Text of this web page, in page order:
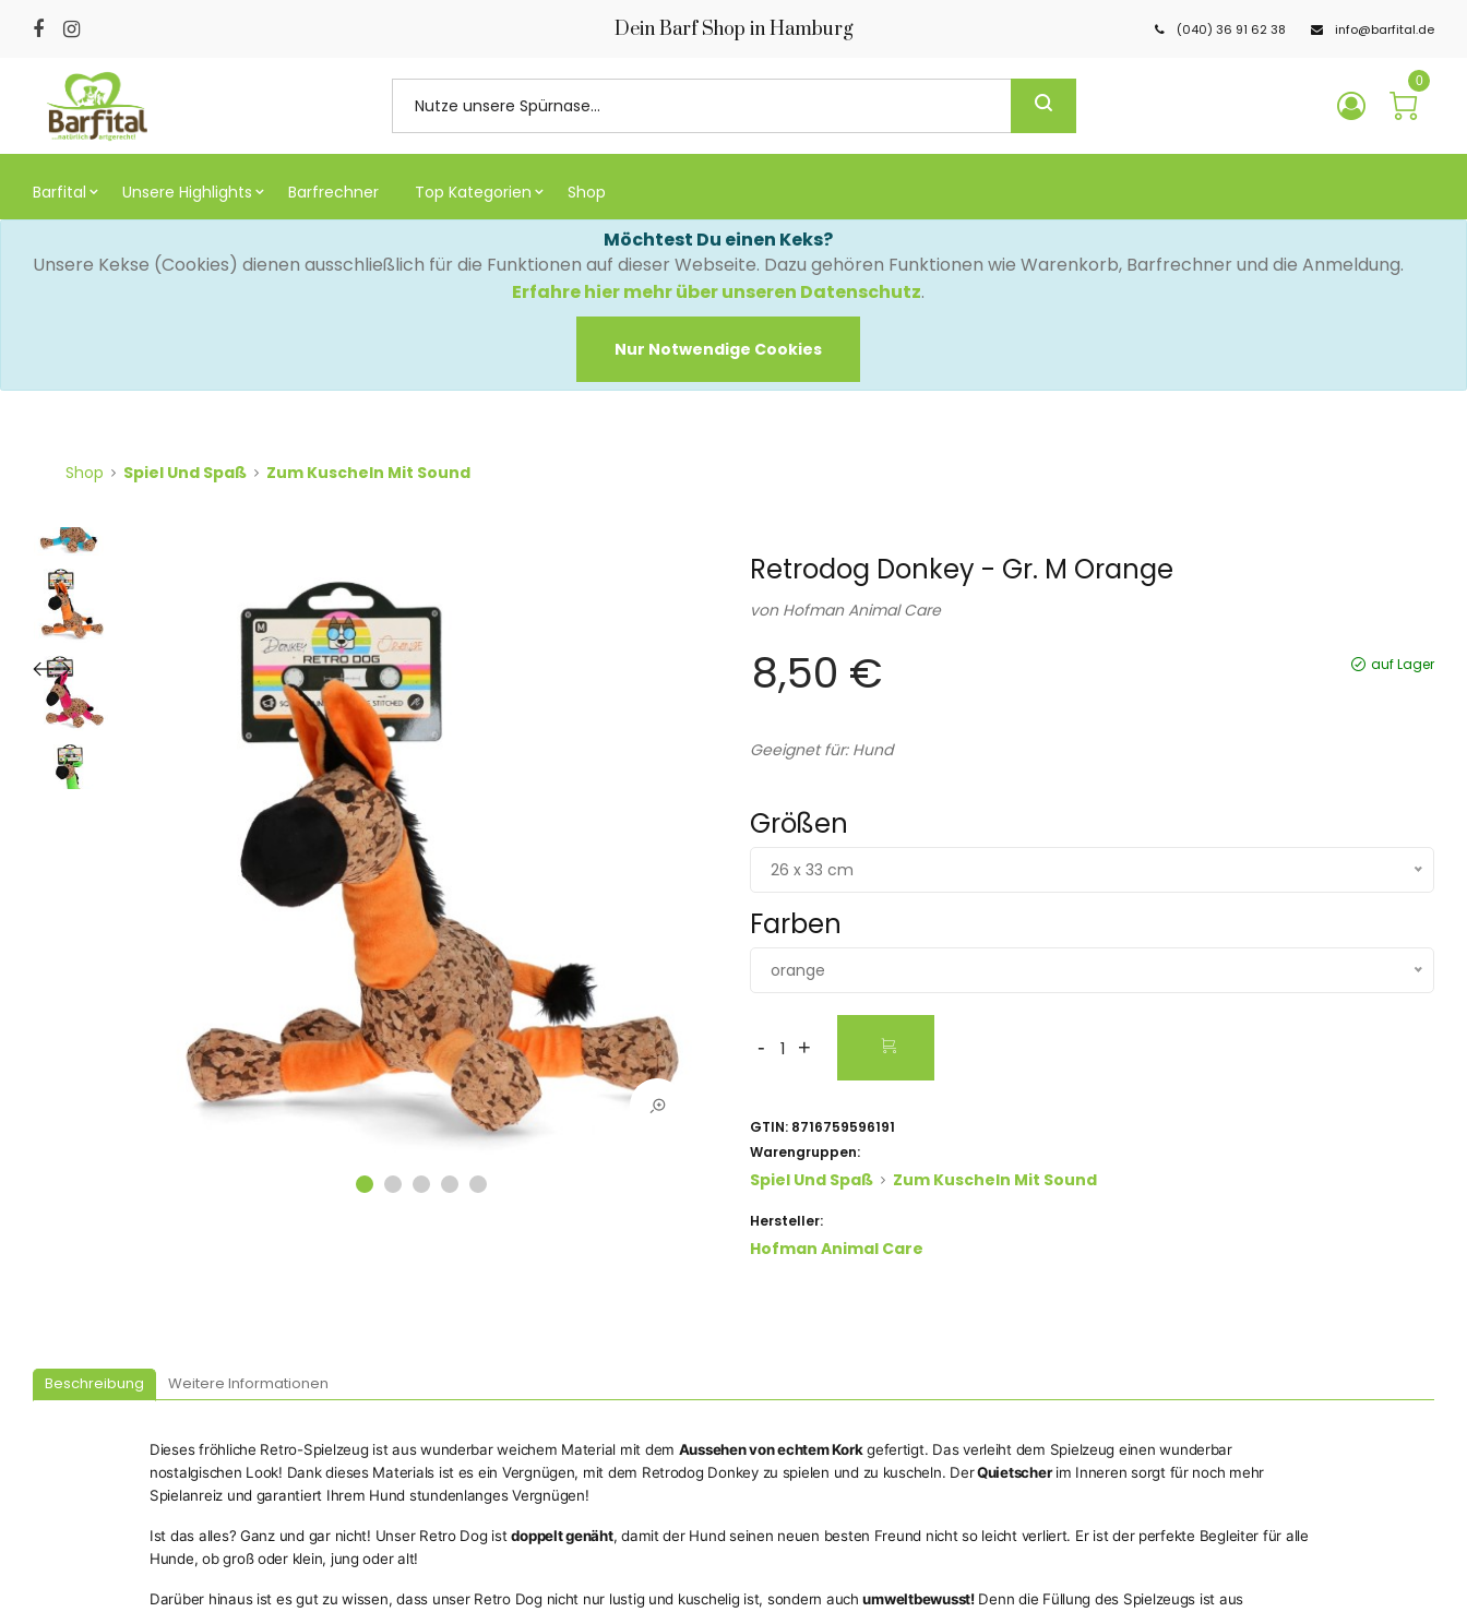
Dein Barf Shop in Hamburg (040) 36 91 62 38 info@barfital.de
0
Barfital Unsere Highlights Barfrechner Top Kategorien Shop
Möchtest Du einen Keks?
Unsere Kekse (Cookies) dienen ausschließlich für die Funktionen auf dieser Webseite. Dazu gehören Funktionen wie Warenkorb, Barfrechner und die Anmeldung.
Erfahre hier mehr über unseren Datenschutz.
Nur Notwendige Cookies
Shop Spiel Und Spaß Zum Kuscheln Mit Sound
Retrodog Donkey - Gr. M Orange
von Hofman Animal Care
8,50 € auf Lager
Geeignet für: Hund
Größen
26 x 33 cm
Farben
orange
- +
GTIN: 8716759596191
Warengruppen:
Spiel Und Spaß Zum Kuscheln Mit Sound
Hersteller:
Hofman Animal Care
Beschreibung Weitere Informationen
Dieses fröhliche Retro-Spielzeug ist aus wunderbar weichem Material mit dem Aussehen von echtem Korkgefertigt. Das verleiht dem Spielzeug einen wunderbar
nostalgischen Look! Dank dieses Materials ist es ein Vergnügen, mit dem Retrodog Donkey zu spielen und zu kuscheln. DerQuietscherim Inneren sorgt für noch mehr
Spielanreiz und garantiert Ihrem Hund stundenlanges Vergnügen!
Ist das alles? Ganz und gar nicht! Unser Retro Dog istdoppelt genäht, damit der Hund seinen neuen besten Freund nicht so leicht verliert. Er ist der perfekte Begleiter für alle
Hunde, ob groß oder klein, jung oder alt!
Darüber hinaus ist es gut zu wissen, dass unser Retro Dog nicht nur lustig und kuschelig ist, sondern auchumweltbewusst!Denn die Füllung des Spielzeugs ist aus